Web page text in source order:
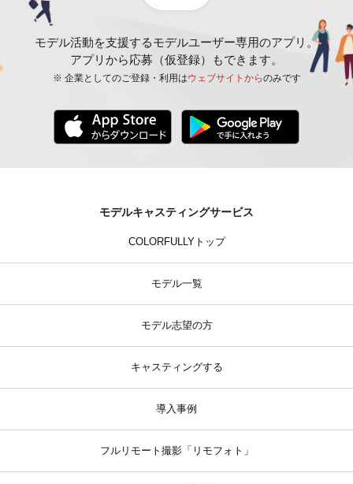
モデル活動を支援するモデルユーザー専用のアプリ。
アプリから応募（仮登録）もできます。
※ 企業としてのご登録・利用はウェブサイトからのみです
モデルキャスティングサービス
COLORFULLYトップ
モデル一覧
モデル志望の方
キャスティングする
導入事例
フルリモート撮影「リモフォト」